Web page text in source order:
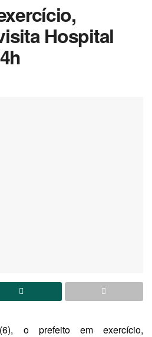
Hospital
o prefeito em exercício,